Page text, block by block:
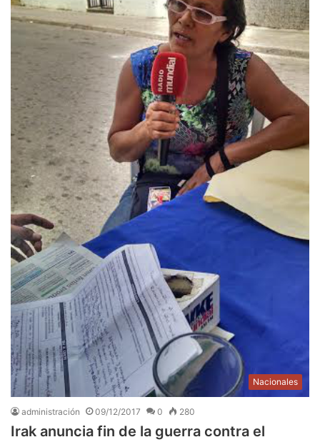
Nacionales
administración 09/12/2017 0 280
Irak anuncia fin de la guerra contra el